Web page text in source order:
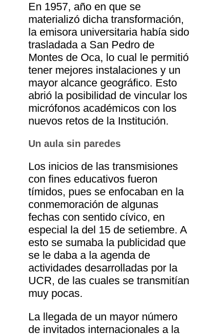
En 1957, año en que se
materializó dicha transformación,
la emisora universitaria había sido
trasladada a San Pedro de
Montes de Oca, lo cual le permitió
tener mejores instalaciones y un
mayor alcance geográfico. Esto
abrió la posibilidad de vincular los
micrófonos académicos con los
nuevos retos de la Institución.
Un aula sin paredes
Los inicios de las transmisiones
con fines educativos fueron
tímidos, pues se enfocaban en la
conmemoración de algunas
fechas con sentido cívico, en
especial la del 15 de setiembre. A
esto se sumaba la publicidad que
se le daba a la agenda de
actividades desarrolladas por la
UCR, de las cuales se transmitían
muy pocas.
La llegada de un mayor número
de invitados internacionales a la